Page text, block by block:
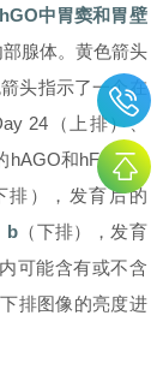
中胃窦和胃壁
腺体。黄色箭头
头指示了一个在
24（上排）、
hAGO和hFGO的
排），发育后的
b（下排），发育
可能含有或不含
排图像的亮度进